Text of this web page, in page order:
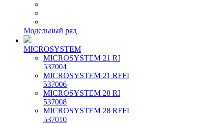
Модельный ряд
MICROSYSTEM
MICROSYSTEM 21 RI
537004
MICROSYSTEM 21 RFFI
537006
MICROSYSTEM 28 RI
537008
MICROSYSTEM 28 RFFI
537010